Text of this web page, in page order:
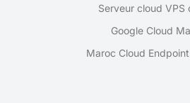
Serveur cloud VPS
Google Cloud
Maroc Cloud